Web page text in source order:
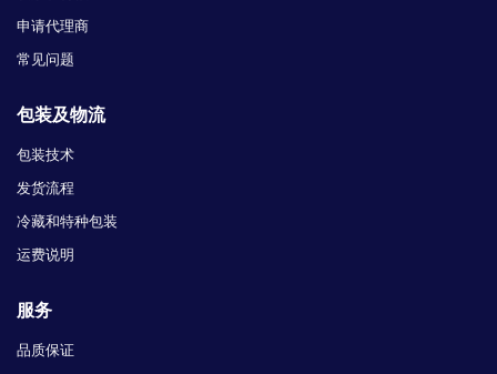
申请代理商
常见问题
包装及物流
包装技术
发货流程
冷藏和特种包装
运费说明
服务
品质保证